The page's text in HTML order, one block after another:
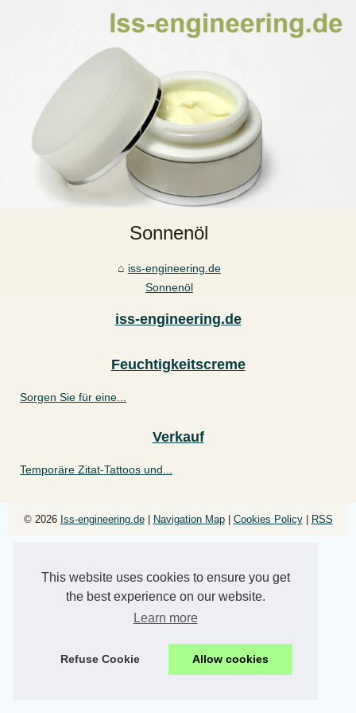
This website uses cookies to ensure you get
the best experience on our website.
Learn more
Refuse Cookie Allow cookies
Sonnenöl
iss-engineering.de
Sonnenöl
iss-engineering.de
Feuchtigkeitscreme
Sorgen Sie für eine...
Verkauf
Temporäre Zitat-Tattoos und...
© 2026 Iss-engineering.de| Navigation Map| Cookies Policy| RSS